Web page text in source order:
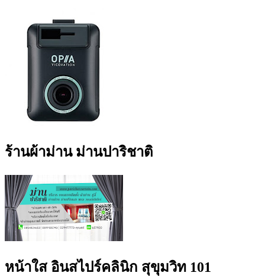
ร้านผ้าม่าน ม่านปาริชาติ
หน้าใส อินสไปร์คลินิก สุขุมวิท 101